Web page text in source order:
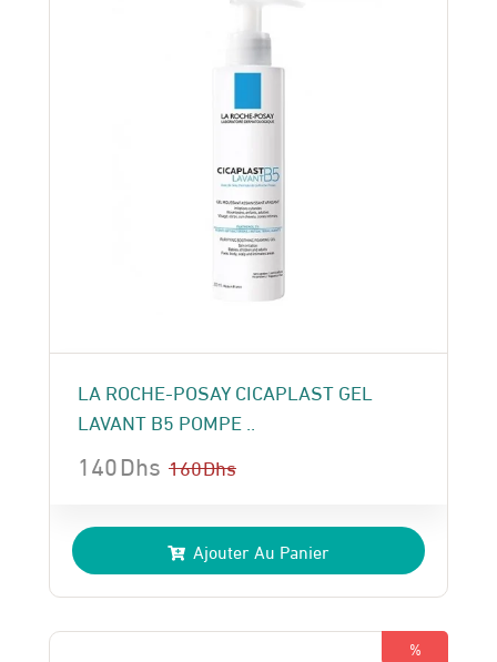
LA ROCHE-POSAY CICAPLAST GEL
LAVANT B5 POMPE ..
160Dhs
prix
initial
était :
160 Dhs.
140Dhs
prix
actuel
est :
140 Dhs.
Ajouter Au Panier
%